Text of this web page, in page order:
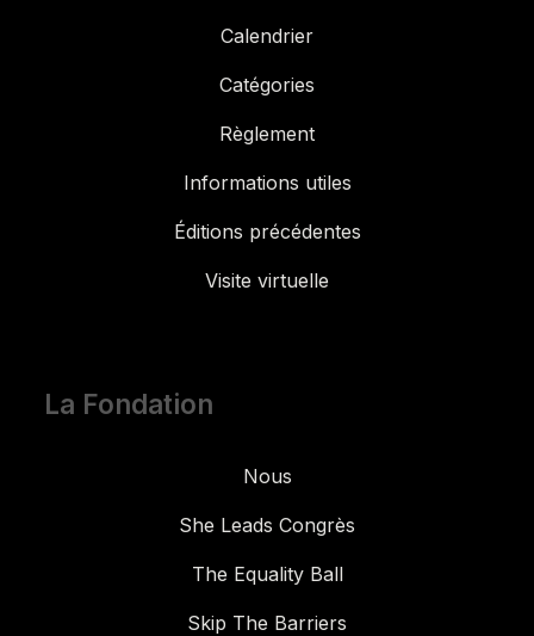
Calendrier
Catégories
Règlement
Informations utiles
Éditions précédentes
Visite virtuelle
La Fondation
Nous
She Leads Congrès
The Equality Ball
Skip The Barriers